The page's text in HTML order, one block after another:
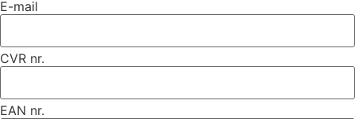
E-mail
CVR nr.
EAN nr.